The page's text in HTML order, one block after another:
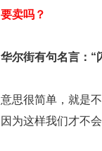
要卖吗？
华尔街有句名言：“
意思很简单，就是
因为这样我们才不